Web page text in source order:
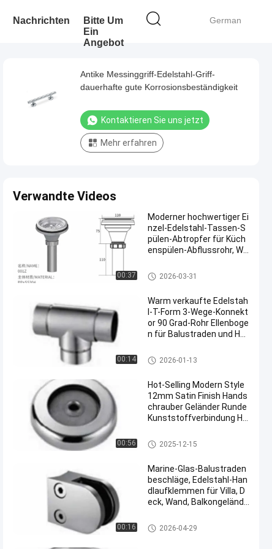
German
Nachrichten
Bitte Um
Ein
Angebot
Antike Messinggriff-Edelstahl-Griff-
dauerhafte gute Korrosionsbeständigkeit
Kontaktieren Sie uns jetzt
Mehr erfahren
Verwandte Videos
00:37
Moderner hochwertiger Ei
nzel-Edelstahl-Tassen-S
pülen-Abtropfer für Küch
enspülen-Abflussrohr, Wa
Großhandelsprodukt
Moderne Küchen-Zusätze
2026-03-31
00:14
Warm verkaufte Edelstah
l-T-Form 3-Wege-Konnekt
or 90 Grad-Rohr Ellenboge
n für Balustraden und Ha
der
Edelstahl-Griffe
2026-01-13
00:56
Hot-Selling Modern Style
12mm Satin Finish Hands
chrauber Geländer Runde
Kunststoffverbindung Ha
eck
Edelstahl-Griffe
2025-12-15
00:16
Marine-Glas-Balustraden
beschläge, Edelstahl-Han
dlaufklemmen für Villa, D
eck, Wand, Balkongelände
Hardware-Zug-Griffe
2026-04-29